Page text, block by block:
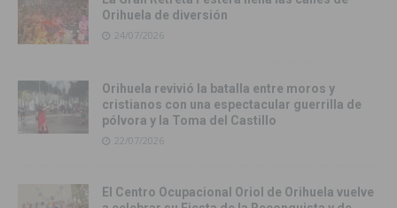
Orihuela de diversión
24/07/2026
Orihuela revivió la batalla entre moros y
cristianos con una espectacular guerrilla de
pólvora y la Toma del Castillo
22/07/2026
El Centro Ocupacional Oriol de Orihuela vuelve